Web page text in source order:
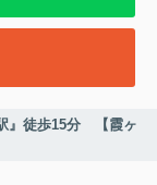
』徒歩15分 【霞ヶ